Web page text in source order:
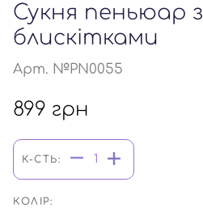
Сукня пеньюар з
блискітками
Арт. №PN0055
899 грн
К-СТЬ:
КОЛІР: